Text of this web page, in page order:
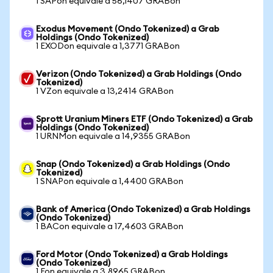
Exodus Movement (Ondo Tokenized) a Grab
Holdings (Ondo Tokenized)
1 EXODon equivale a 1,3771 GRABon
Verizon (Ondo Tokenized) a Grab Holdings (Ondo
Tokenized)
1 VZon equivale a 13,2414 GRABon
Sprott Uranium Miners ETF (Ondo Tokenized) a Grab
Holdings (Ondo Tokenized)
1 URNMon equivale a 14,9355 GRABon
Snap (Ondo Tokenized) a Grab Holdings (Ondo
Tokenized)
1 SNAPon equivale a 1,4400 GRABon
Bank of America (Ondo Tokenized) a Grab Holdings
(Ondo Tokenized)
1 BACon equivale a 17,4603 GRABon
Ford Motor (Ondo Tokenized) a Grab Holdings
(Ondo Tokenized)